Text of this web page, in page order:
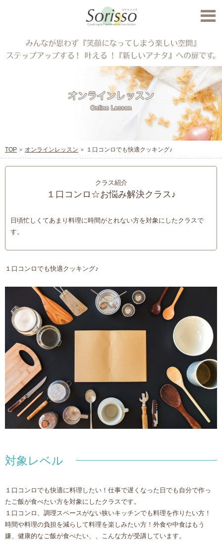
TOP オンラインレッスン １口コンロでも快適クッキング♪
クラス紹介
１口コンロ☆お悩み解決クラス♪
日頃忙しくてあまり料理に時間がとれない方を対象にしたクラスで
す。
１口コンロでも快適クッキング♪
対象レベル
１口コンロでも快適に料理したい！仕事で遅くなった日でも自分で作っ
たご飯が食べたい方を対象にしたクラスです。
１口コンロ、調理スペースがない狭いキッチンでも料理を作りたい方！
時間や料理の負担を減らして料理を楽しみたい方！外食や中食はもう
嫌、健康的なご飯が食べたい、、こんな方が受講しています。